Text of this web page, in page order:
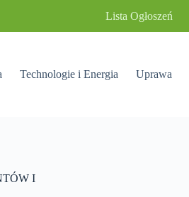
Lista Ogłoszeń
Technologie i Energia Uprawa
I